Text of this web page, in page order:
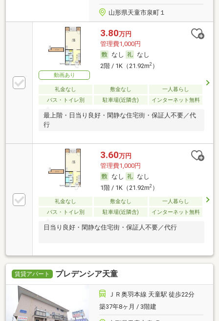
山形県天童市泉町１
動画あり
3.80万円
管理費1,000円
なし
なし
2階 / 1K（21.92m2）
礼金なし 敷金なし
一人暮らし
バス・トイレ別
駐車場(近隣含) インターネット無料
最上階・日当り良好・閑静な住宅街・保証人不要／代
行
3.60万円
管理費1,000円
なし
なし
1階 / 1K（21.92m2）
礼金なし 敷金なし
一人暮らし
バス・トイレ別
駐車場(近隣含) インターネット無料
日当り良好・閑静な住宅街・保証人不要／代行
賃貸アパート プレデンシア天童
ＪＲ奥羽本線 天童駅 徒歩22分
築37年8ヶ月 / 3階建